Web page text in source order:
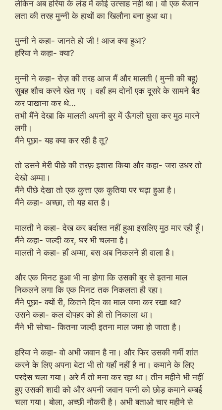
लेकिन अब हरिया के लंड में कोई उत्साह नही था। वो एक बेजान
लता की तरह मुन्नी के हाथों का खिलौना बना हुआ था।
मुन्नी ने कहा- जानते हो जी ! आज क्या हुआ?
हरिया ने कहा- क्या?
मुन्नी ने कहा- रोज़ की तरह आज मैं और मालती ( मुन्नी की बहू)
सुबह शौच करने खेत गए । वहाँ हम दोनों एक दूसरे के सामने बैठ
कर पाखाना कर थे…
तभी मैंने देखा कि मालती अपनी बुर में ऊँगली घुसा कर मुठ मारने
लगी।
मैंने पूछा- यह क्या कर रही है तू?
तो उसने मेरी पीछे की तरफ़ इशारा किया और कहा- जरा उधर तो
देखो अम्मा।
मैंने पीछे देखा तो एक कुत्ता एक कुतिया पर चढ़ा हुआ है।
मैंने कहा- अच्छा, तो यह बात है।
मालती ने कहा- देख कर बर्दाश्त नहीं हुआ इसलिए मुठ मार रही हूँ।
मैंने कहा- जल्दी कर, घर भी चलना है।
मालती ने कहा- हाँ अम्मा, बस अब निकलने ही वाला है।
और एक मिनट हुआ भी ना होगा कि उसकी बुर से इतना माल
निकलने लगा कि एक मिनट तक निकलता ही रहा।
मैंने पूछा- क्यों री, कितने दिन का माल जमा कर रखा था?
उसने कहा- कल दोपहर को ही तो निकाला था।
मैंने भी सोचा- कितना जल्दी इतना माल जमा हो जाता है।
हरिया ने कहा- वो अभी जवान है ना। और फिर उसकी गर्मी शांत
करने के लिए अपना बेटा भी तो यहाँ नहीं है ना। कमाने के लिए
परदेस चला गया। अरे मैं तो मना कर रहा था। तीन महीने भी नहीं
हुए उसकी शादी को और अपनी जवान पत्नी को छोड़ कमाने बम्बई
चला गया। बोला, अच्छी नौकरी है। अभी बताओ चार महीने से